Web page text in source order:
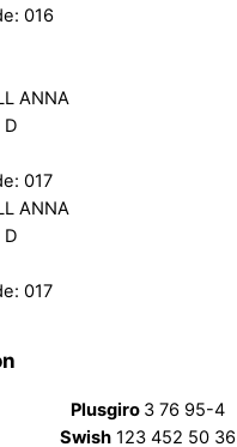
016
ANNA
D
017
ANNA
D
017
Plusgiro 3 76 95-4
Swish123 452 50 36